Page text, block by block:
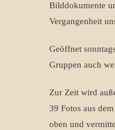
Bilddokumente
Vergangenheit
Geöffnet
Gruppen auch
Zur Zeit wird
39 Fotos aus
oben und